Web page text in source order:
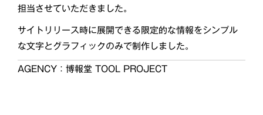
担当させていただきました。
サイトリリース時に展開できる限定的な情報をシンプル
な文字とグラフィックのみで制作しました。
AGENCY：博報堂 TOOL PROJECT